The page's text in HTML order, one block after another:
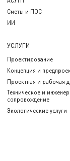
Сметы и ПОС
ИИ
УСЛУГИ
Проектирование
Концепция и
Проектная и рабочая
Техническое и
сопровождение
Экологические услуги